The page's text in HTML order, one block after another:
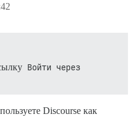
Войти через
Discourse как